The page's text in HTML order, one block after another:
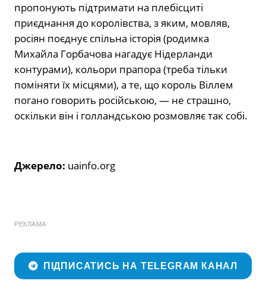
пропонують підтримати на плебісциті
приєднання до королівства, з яким, мовляв,
росіян поєднує спільна історія (родимка
Михайла Горбачова нагадує Нідерланди
контурами), кольори прапора (треба тільки
поміняти їх місцями), а те, що король Віллем
погано говорить російською, — не страшно,
оскільки він і голландською розмовляє так собі.
Джерело: uainfo.org
РЕКЛАМА
ПІДПИСАТИСЬ НА TELEGRAM КАНАЛ